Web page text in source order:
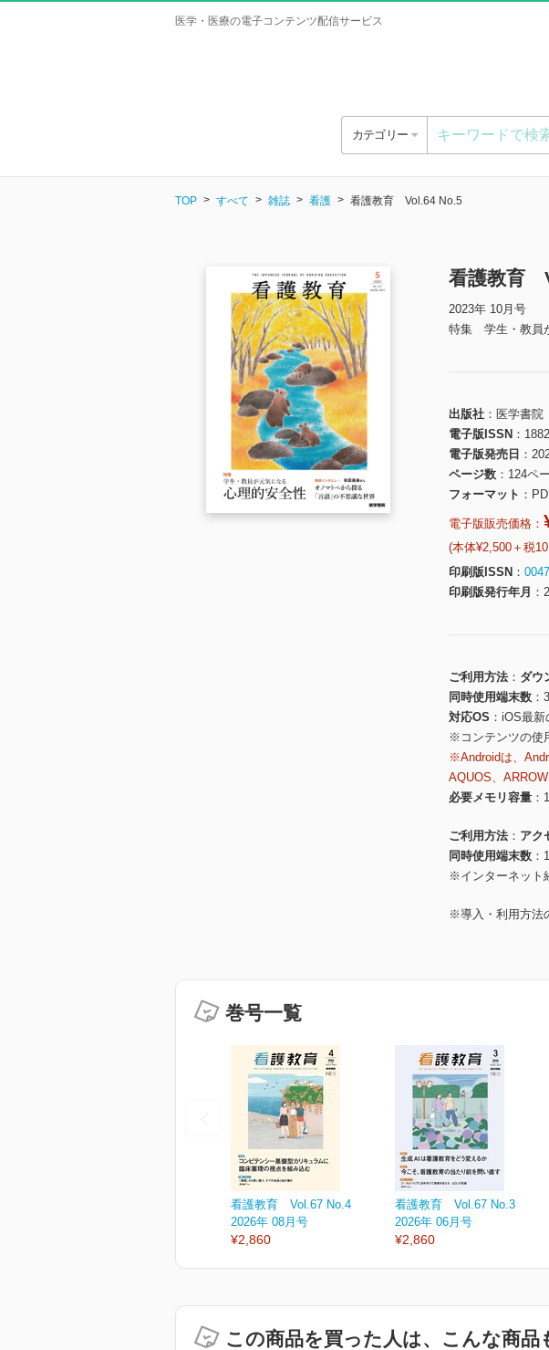
医学・医療の電子コンテンツ配信サービス
カテゴリー
TOP すべて 雑誌 看護 看護教育 Vol.64 No.5
看護教育
2023年 10月号
特集 学生・教員
出版社
医学書院
電子版ISSN
電子版発売日
ページ数
124ペ
フォーマット
電子版販売価格：
(本体¥2,500＋税
印刷版ISSN
印刷版発行年月
ご利用方法
ダウ
同時使用端末数
3
対応OS
iOS最新
※コンテンツの使
※Androidは、
AQUOS、
必要メモリ容量
ご利用方法
アク
同時使用端末数
1
※インターネット
※導入・利用方法
巻号一覧
看護教育 Vol.67 No.4
2026年 08月号
¥2,860
看護教育 Vol.67 No.3
2026年 06月号
¥2,860
この商品を買った人は、こんな商品